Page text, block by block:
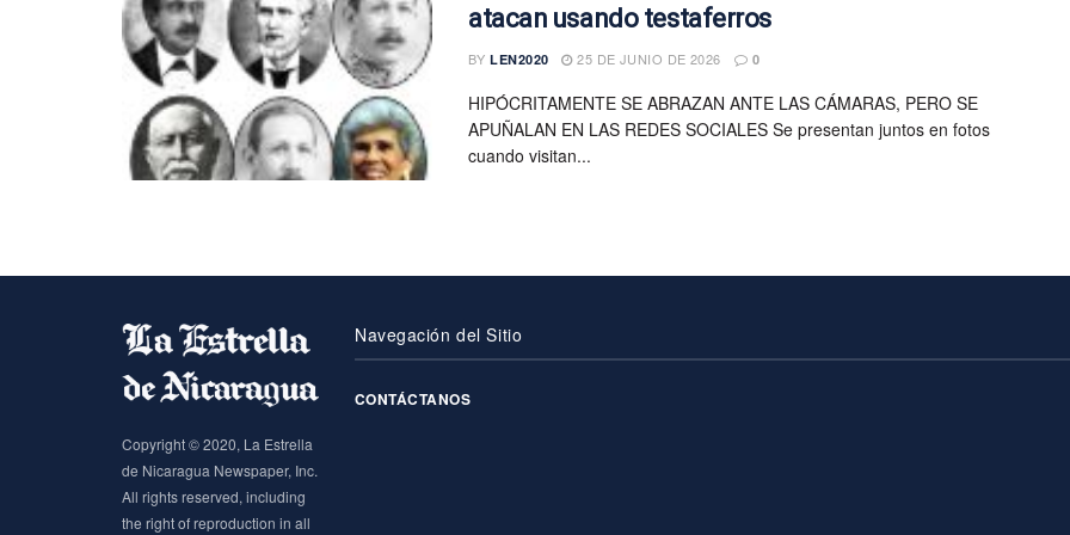
atacan usando testaferros
BY LEN2020 25 DE JUNIO DE 2026 0
HIPÓCRITAMENTE SE ABRAZAN ANTE LAS CÁMARAS, PERO SE
APUÑALAN EN LAS REDES SOCIALES Se presentan juntos en fotos
cuando visitan...
Copyright © 2020, La Estrella
de Nicaragua Newspaper, Inc.
All rights reserved, including
the right of reproduction in all
Navegación del Sitio
CONTÁCTANOS